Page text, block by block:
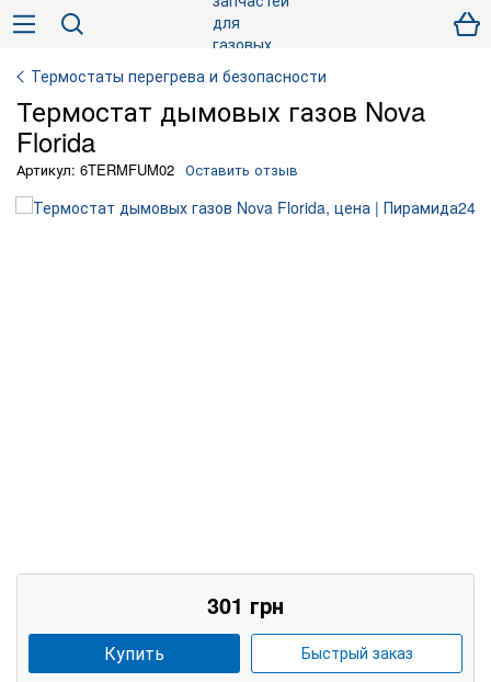
Термостаты перегрева и безопасности
Термостат дымовых газов Nova
Florida
Артикул: 6TERMFUM02 Оставить отзыв
301 грн
Купить Быстрый заказ